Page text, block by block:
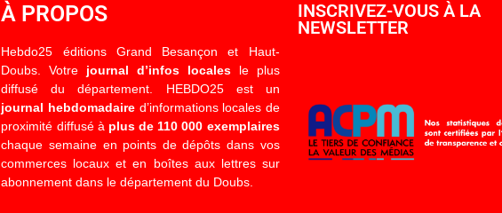
À PROPOS
Hebdo25 éditions Grand Besançon et Haut-
Doubs. Votre journal d’infos localesle plus
diffusé du département. HEBDO25 est un
journal hebdomadaired’informations locales de
proximité diffusé à plus de 110 000 exemplaires
chaque semaine en points de dépôts dans vos
commerces locaux et en boîtes aux lettres sur
abonnement dans le département du Doubs.
INSCRIVEZ-VOUS À LA
NEWSLETTER